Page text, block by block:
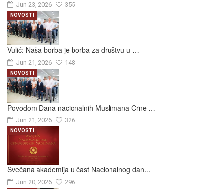
Jun 23, 2026 355
Vulić: Naša borba je borba za društvu u …
Jun 21, 2026 148
NOVOSTI
Povodom Dana nacionalnih Muslimana Crne …
Jun 21, 2026 326
NOVOSTI
Svečana akademija u čast Nacionalnog dan…
Jun 20, 2026 296
NOVOSTI